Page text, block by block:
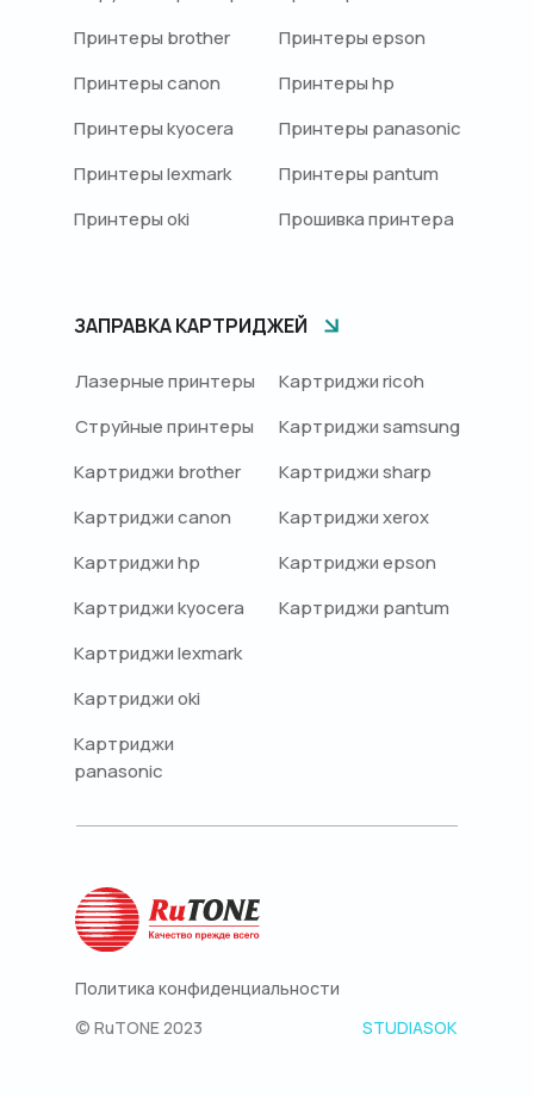
© RuTONE 2023
Политика конфиденциальности
STUDIASOK
Принтеры brother
Принтеры canon
Принтеры kyocera
Принтеры lexmark
Принтеры oki
ЗАПРАВКА КАРТРИДЖЕЙ
Картриджи ricoh
Картриджи samsung
Картриджи sharp
Картриджи xerox
Картриджи brother
Картриджи canon
Лазерные принтеры
Картриджи hp
Струйные принтеры
Принтеры epson
Картриджи epson
Принтеры hp
Картриджи kyocera
Принтеры panasonic
Картриджи pantum
Принтеры pantum
Картриджи lexmark
Прошивка принтера
Картриджи oki
Картриджи
panasonic